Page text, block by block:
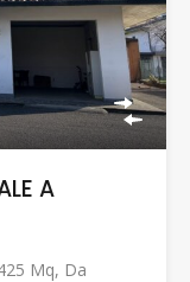
A
Mq, Da